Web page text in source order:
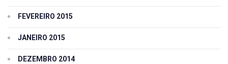
FEVEREIRO 2015
JANEIRO 2015
DEZEMBRO 2014